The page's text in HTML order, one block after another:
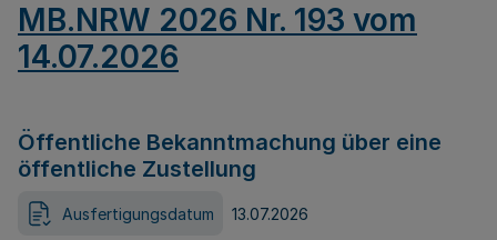
MB.NRW 2026 Nr. 193 vom
14.07.2026
Öffentliche Bekanntmachung über eine
öffentliche Zustellung
Ausfertigungsdatum 13.07.2026